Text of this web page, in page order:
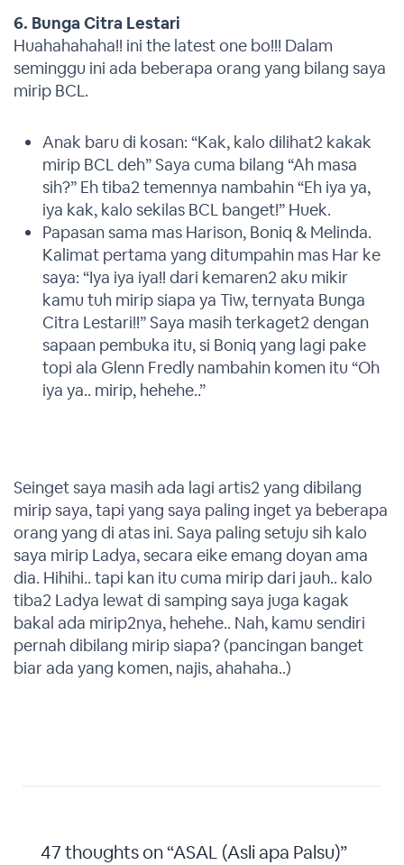
6. Bunga Citra Lestari
Huahahahaha!! ini the latest one bo!!! Dalam
seminggu ini ada beberapa orang yang bilang saya
mirip BCL.
Anak baru di kosan: “Kak, kalo dilihat2 kakak
mirip BCL deh” Saya cuma bilang “Ah masa
sih?” Eh tiba2 temennya nambahin “Eh iya ya,
iya kak, kalo sekilas BCL banget!” Huek.
Papasan sama mas Harison, Boniq & Melinda.
Kalimat pertama yang ditumpahin mas Har ke
saya: “Iya iya iya!! dari kemaren2 aku mikir
kamu tuh mirip siapa ya Tiw, ternyata Bunga
Citra Lestari!!” Saya masih terkaget2 dengan
sapaan pembuka itu, si Boniq yang lagi pake
topi ala Glenn Fredly nambahin komen itu “Oh
iya ya.. mirip, hehehe..”
Seinget saya masih ada lagi artis2 yang dibilang
mirip saya, tapi yang saya paling inget ya beberapa
orang yang di atas ini. Saya paling setuju sih kalo
saya mirip Ladya, secara eike emang doyan ama
dia. Hihihi.. tapi kan itu cuma mirip dari jauh.. kalo
tiba2 Ladya lewat di samping saya juga kagak
bakal ada mirip2nya, hehehe.. Nah, kamu sendiri
pernah dibilang mirip siapa? (pancingan banget
biar ada yang komen, najis, ahahaha..)
47 thoughts on “ASAL (Asli apa Palsu)”